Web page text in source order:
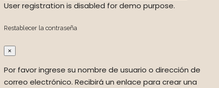
User registration is disabled for demo purpose.
Restablecer la contraseña
×
Por favor ingrese su nombre de usuario o dirección de
correo electrónico. Recibirá un enlace para crear una